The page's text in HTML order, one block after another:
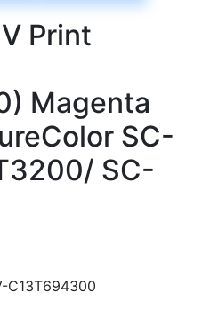
Print
Magenta
SC-
SC-
C13T694300